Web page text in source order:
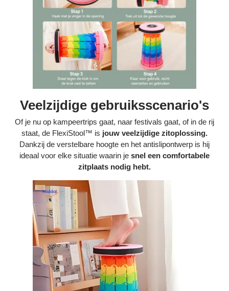
Veelzijdige gebruiksscenario's
Of je nu op kampeertrips gaat, naar festivals gaat, of in de rij
staat, de FlexiStool™ is jouw veelzijdige zitoplossing.
Dankzij de verstelbare hoogte en het antislipontwerp is hij
ideaal voor elke situatie waarin je snel een comfortabele
zitplaats nodig hebt.